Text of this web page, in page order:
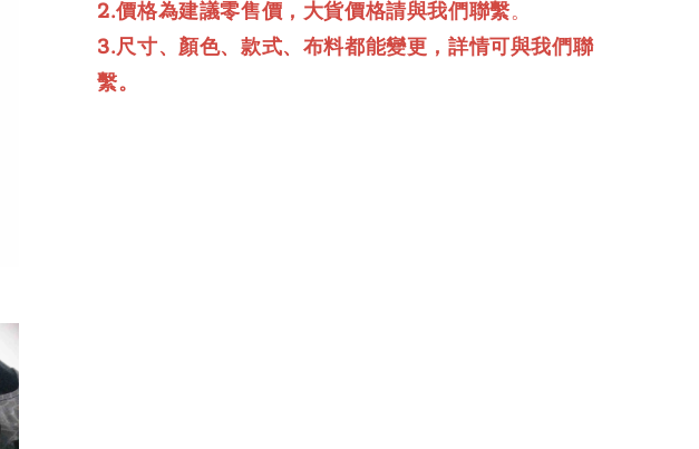
2.價格為建議零售價，大貨價格請與我們聯繫。
3.尺寸、顏色、款式、布料都能變更，詳情可與我們聯
繫。